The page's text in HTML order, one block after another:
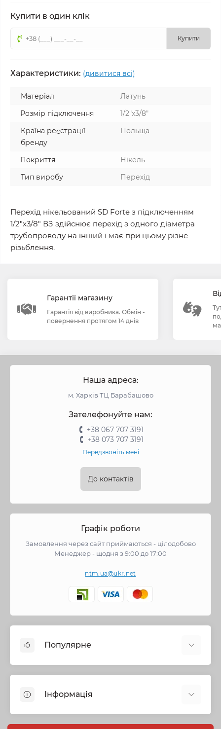
Купити в один клік
Купити
Характеристики: (дивитися всі)
Матеріал
Латунь
Розмір підключення
1/2"x3/8"
Країна реєстрації
бренду
Польща
Покриття
Нікель
Тип виробу
Перехід
Перехід нікельований SD Forte з підключенням
1/2"х3/8" ВЗ здійснює перехід з одного діаметра
трубопроводу на інший і має при цьому різне
різьблення.
Гарантії магазину
Гарантія від виробника. Обмін -
повернення протягом 14 днів
Наша адреса:
м. Харків ТЦ Барабашово
Зателефонуйте нам:
+38 067 707 3191
+38 073 707 3191
Передзвоніть мені
До контактів
Графік роботи
Замовлення через сайт приймаються - цілодобово
Менеджер - щодня з 9:00 до 17:00
ntm.ua@ukr.net
Популярне
Запірна арматура
Труби та фітинги
Насосне обладнання
Інформація